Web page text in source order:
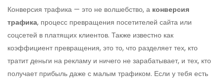
Конверсия трафика — это не волшебство, а конверсия
трафика, процесс превращения посетителей сайта или
соцсетей в платящих клиентов. Также известно как
коэффициент превращения, это то, что разделяет тех, кто
тратит деньги на рекламу и ничего не зарабатывает, и тех, кто
получает прибыль даже с малым трафиком. Если у тебя есть